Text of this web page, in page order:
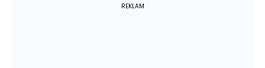
REKLAM